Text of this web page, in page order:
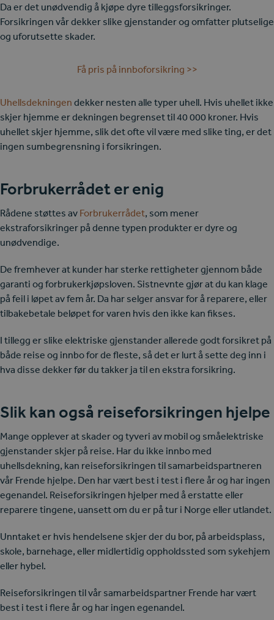
Da er det unødvendig å kjøpe dyre tilleggsforsikringer.
Forsikringen vår dekker slike gjenstander og omfatter plutselige
og uforutsette skader.
Få pris på innboforsikring >>
Uhellsdekningen dekker nesten alle typer uhell. Hvis uhellet ikke
skjer hjemme er dekningen begrenset til 40 000 kroner. Hvis
uhellet skjer hjemme, slik det ofte vil være med slike ting, er det
ingen sumbegrensning i forsikringen.
Forbrukerrådet er enig
Rådene støttes av Forbrukerrådet, som mener
ekstraforsikringer på denne typen produkter er dyre og
unødvendige.
De fremhever at kunder har sterke rettigheter gjennom både
garanti og forbrukerkjøpsloven. Sistnevnte gjør at du kan klage
på feil i løpet av fem år. Da har selger ansvar for å reparere, eller
tilbakebetale beløpet for varen hvis den ikke kan fikses.
I tillegg er slike elektriske gjenstander allerede godt forsikret på
både reise og innbo for de fleste, så det er lurt å sette deg inn i
hva disse dekker før du takker ja til en ekstra forsikring.
Slik kan også reiseforsikringen hjelpe
Mange opplever at skader og tyveri av mobil og småelektriske
gjenstander skjer på reise. Har du ikke innbo med
uhellsdekning, kan reiseforsikringen til samarbeidspartneren
vår Frende hjelpe. Den har vært best i test i flere år og har ingen
egenandel. Reiseforsikringen hjelper med å erstatte eller
reparere tingene, uansett om du er på tur i Norge eller utlandet.
Unntaket er hvis hendelsene skjer der du bor, på arbeidsplass,
skole, barnehage, eller midlertidig oppholdssted som sykehjem
eller hybel.
Reiseforsikringen til vår samarbeidspartner Frende har vært
best i test i flere år og har ingen egenandel.